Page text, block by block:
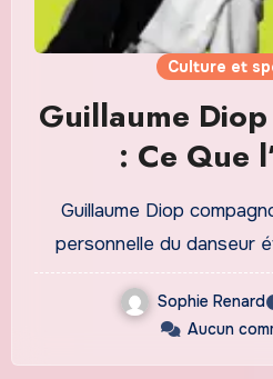
Culture et
Guillaume
: Ce Que
Guillaume Diop
personnelle du danseur
Sophie Renard
Aucun